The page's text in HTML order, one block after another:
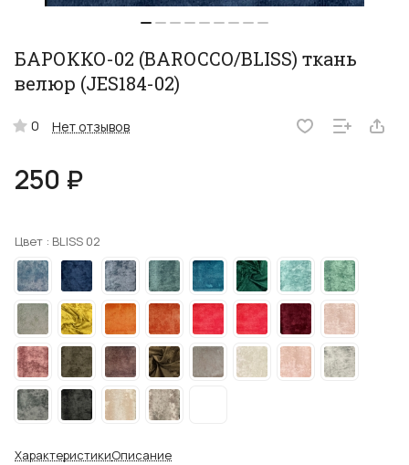
БАРОККО-02 (BAROCCO/BLISS) ткань
велюр (JES184-02)
0 Нет отзывов
250 ₽
Цвет : BLISS 02
ХарактеристикиОписание